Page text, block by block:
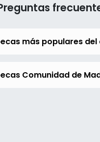
más populares
Comunidad de